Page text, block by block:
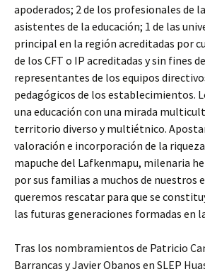
apoderados; 2 de los profesionales de
asistentes de la educación; 1 de las
principal en la región acreditadas por
de los CFT o IP acreditadas y sin fines
representantes de los equipos
pedagógicos de los establecimientos.
una educación con una mirada
territorio diverso y multiétnico.
valoración e incorporación de la
mapuche del Lafkenmapu, milenaria
por sus familias a muchos de nuestros
queremos rescatar para que se
las futuras generaciones formadas en
Tras los nombramientos de Patricio
Barrancas y Javier Obanos en SLEP